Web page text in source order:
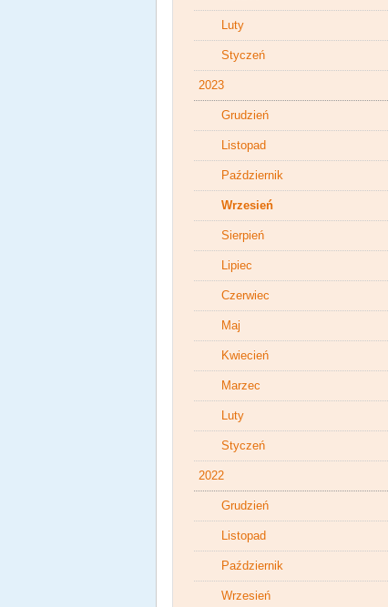
Luty
Styczeń
2023
Grudzień
Listopad
Październik
Wrzesień
Sierpień
Lipiec
Czerwiec
Maj
Kwiecień
Marzec
Luty
Styczeń
2022
Grudzień
Listopad
Październik
Wrzesień